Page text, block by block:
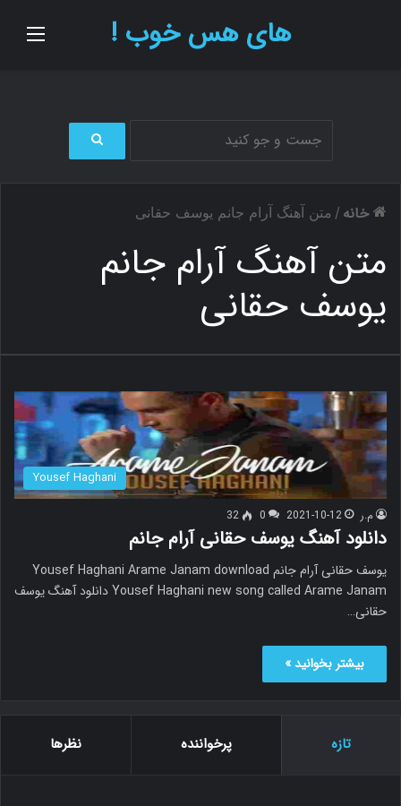
های هس خوب !
ج
خانه / متن آهنگ آرام جانم یوسف حقانی
متن آهنگ آرام جانم
یوسف حقانی
Yousef Haghani
م.ر 2021-10-12
0
32
دانلود آهنگ یوسف حقانی آرام جانم
یوسف حقانی آرام جانم Yousef Haghani Arame Janam download
Yousef Haghani new song called Arame Janam دانلود آهنگ یوسف
حقانی…
بیشتر بخوانید »
تازه پرخواننده نظرها